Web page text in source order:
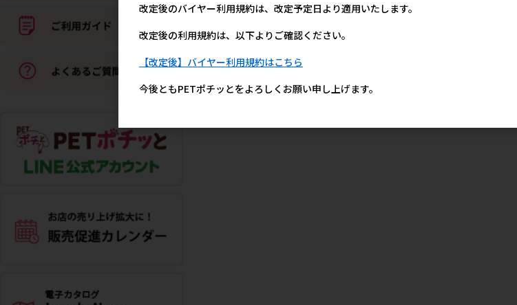
改定後のバイヤー利用規約は、改定予定日より適用いたします。
改定後の利用規約は、以下よりご確認ください。
【改定後】バイヤー利用規約はこちら
今後ともPETポチッとをよろしくお願い申し上げます。